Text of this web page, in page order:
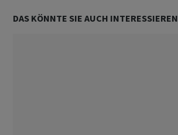
DAS KÖNNTE SIE AUCH INTERESSIEREN